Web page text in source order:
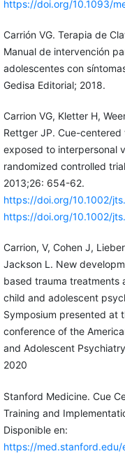
https://doi.org/10.1093/
Carrión VG. Terapia de
Manual de intervención
adolescentes con
Gedisa Editorial; 2018.
Carrion VG, Kletter H,
Rettger JP. Cue-
exposed to interpersonal
randomized controlled
2013;26: 654-62.
https://doi.org/10.1002/
https://doi.org/10.1002/
Carrion, V, Cohen J,
Jackson L. New
based trauma treatments
child and adolescent
Symposium presented at
conference of the
and Adolescent
2020
Stanford Medicine. Cue
Training and
Disponible en:
https://med.stanford.edu/